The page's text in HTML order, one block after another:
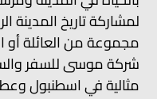
لمشاركة تاريخ المدينة
مجموعة من العائلة أو
شركة موسى للسفر
مثالية في اسطنبول